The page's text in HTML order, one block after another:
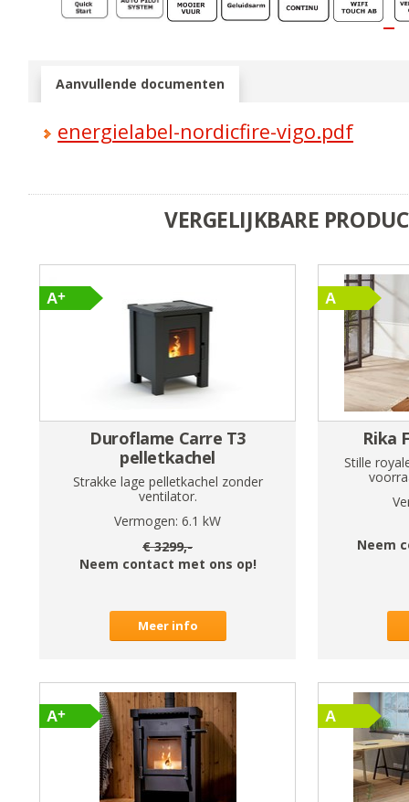
Aanvullende documenten
energielabel-nordicfire-vigo.pdf
VERGELIJKBARE
Duroflame Carre T3
pelletkachel
Strakke lage pelletkachel zonder
ventilator.
Vermogen: 6.1 kW
€3299,-
Neem contact met ons op!
Meer info
Rika
Stille
Neem